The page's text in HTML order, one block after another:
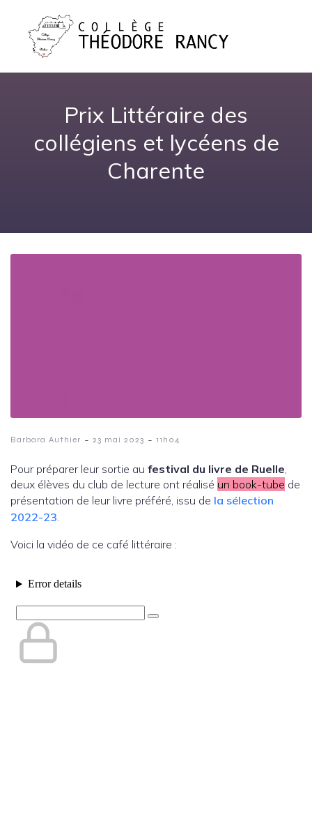
Prix Littéraire des
collégiens et lycéens de
Charente
Barbara Authier - 23 mai 2023 - 11h04
Pour préparer leur sortie au festival du livre de Ruelle,
deux élèves du club de lecture ont réalisé un book-tube de
présentation de leur livre préféré, issu de la sélection
2022-23.
Voici la vidéo de ce café littéraire :